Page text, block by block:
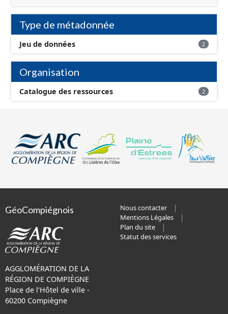
Type de métadonnée
Jeu de données 2
Organisation
Catalogue des ressources 2
GéoCompiégnois
AGGLOMÉRATION DE LA
RÉGION DE COMPIÈGNE
Place de l'Hôtel de ville -
60200 Compiègne
Nous contacter
Mentions Légales
Plan du site
Statut des services